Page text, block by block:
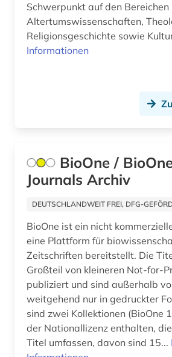
fürsorge (2)
gartenkultur (1)
gartenkunst (1)
gebäude (1)
gebäudeanalyse (1)
gebäudekunde (1)
gebäudelehre (1)
Schwerpunkt auf den Bereichen
Altertumswissenschaften,
Religionsgeschichte sowie
Informationen
BioOne /
Journals Archiv
DEUTSCHLANDWEIT FREI, DFG-
BioOne ist ein nicht
eine Plattform für
Zeitschriften bereitstellt. Die
Großteil von kleineren Not-for-
publiziert und sind außerhalb
weitgehend nur in gedruckter
sind zwei Kollektionen (BioOne
der Nationallizenz enthalten,
Titel umfassen, davon sind 15...